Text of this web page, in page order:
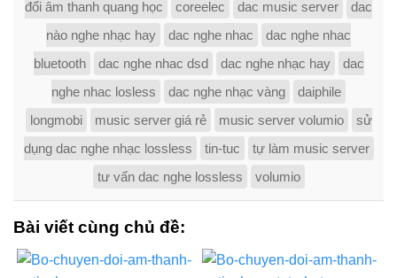
đổi âm thanh quang học coreelec dac music server
dac
nào nghe nhạc hay
dac nghe nhac
dac nghe nhac
bluetooth
dac nghe nhac dsd dac nghe nhạc hay
dac
nghe nhac losless
dac nghe nhạc vàng
daiphile
longmobi
music server giá rẻ music server volumio
sử
dụng dac nghe nhạc lossless
tin-tuc
tự làm music server
tư vấn dac nghe lossless
volumio
Bài viết cùng chủ đề: